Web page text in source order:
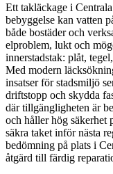
Ett takläckage i
bebyggelse kan vatten
både bostäder och
elproblem, lukt och
innerstadstak: plåt,
Med modern
insatser för stadsmiljö
driftstopp och skydda
där tillgängligheten är
och håller hög
säkra taket inför nästa
bedömning på plats i
åtgärd till färdig